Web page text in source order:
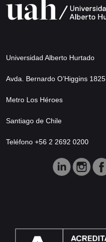
Universidad Alberto Hurtado
Avda. Bernardo O’Higgins 1825
Metro Los Héroes
Santiago de Chile
Teléfono +56 2 2692 0200